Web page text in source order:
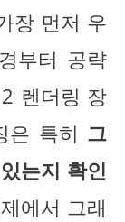
장 먼저 우
부터 공략
렌더링 장
은 특히 그
는지 확인
에서 그래